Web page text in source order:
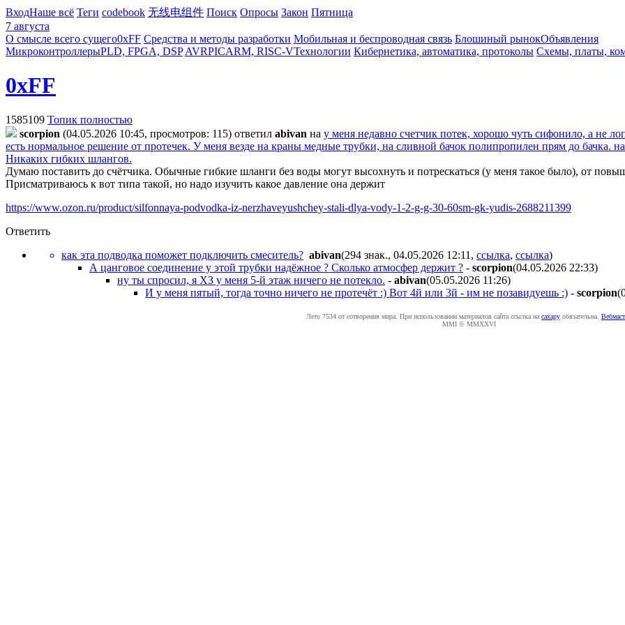
ВходНаше всё Теги codebook 无线电组件 Поиск Опросы Закон Пятница
7 августа
О смысле всего сущего0xFF Средства и методы разработки Мобильная и беспроводная связь Блошиный рынокОбъявления
МикроконтроллерыPLD, FPGA, DSP AVRPICARM, RISC-VТехнологии Кибернетика, автоматика, протоколы Схемы, платы,
0xFF
1585109 Топик полностью
scorpion (04.05.2026 10:45, просмотров: 115) ответил abivan на у меня недавно счетчик потек, хорошо чуть сифонило, а не
есть нормальное решение от протечек. У меня везде на краны медные трубки, на сливной бачок полипропилен прям до бачка.
Никаких гибких шлангов.
Думаю поставить до счётчика. Обычные гибкие шланги без воды могут высохнуть и потрескаться (у меня такое было), от
Присматриваюсь к вот типа такой, но надо изучить какое давление она держит
https://www.ozon.ru/product/silfonnaya-podvodka-iz-nerzhaveyushchey-stali-dlya-vody-1-2-g-g-30-60sm-gk-yudis-2688211399
Ответить
как эта подводка поможет подключить смеситель? abivan(294 знак., 04.05.2026 12:11 , ссылка, ссылка)
А цанговое соединение у этой трубки надёжное ? Сколько атмосфер держит ? - scorpion(04.05.2026 22:33)
ну ты спросил, я ХЗ у меня 5-й этаж ничего не потекло. - abivan(05.05.2026 11:26)
И у меня пятый, тогда точно ничего не протечёт :) Вот 4й или 3й - им не позавидуешь :) - scorpion
Лето 7534 от сотворения мира. При использовании материалов сайта ссылка на caxapу обязательна.
MMI © MMXXVI